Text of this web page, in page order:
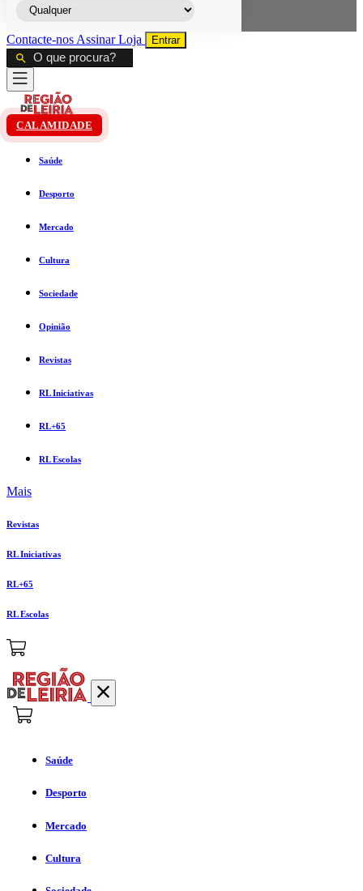
Contacte-nos AssinarLoja Entrar
CALAMIDADE
Saúde
Desporto
Mercado
Cultura
Sociedade
Opinião
Revistas
RL Iniciativas
RL+65
RL Escolas
Mais
Revistas
RL Iniciativas
RL+65
RL Escolas
Saúde
Desporto
Mercado
Cultura